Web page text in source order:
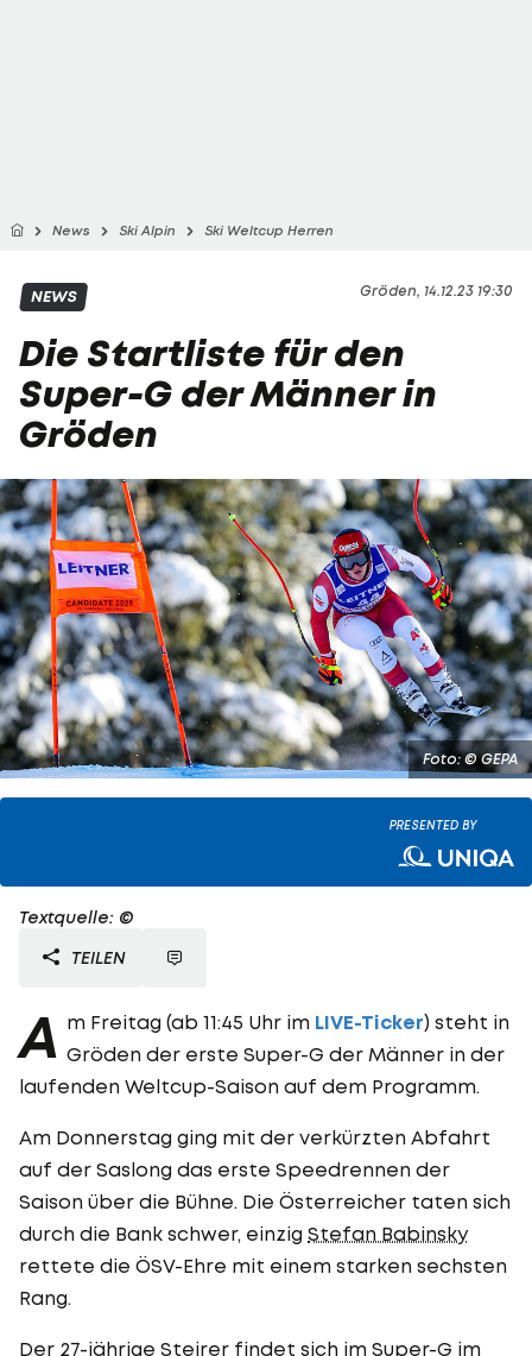
News Ski Alpin Ski Weltcup Herren
Gröden, 14.12.23 19:30
NEWS
Die Startliste für den
Super-G der Männer in
Gröden
Foto: © GEPA
PRESENTED BY
Textquelle: ©
TEILEN
A m Freitag (ab 11:45 Uhr im LIVE-Ticker) steht in
Gröden der erste Super-G der Männer in der
laufenden Weltcup-Saison auf dem Programm.
Am Donnerstag ging mit der verkürzten Abfahrt
auf der Saslong das erste Speedrennen der
Saison über die Bühne. Die Österreicher taten sich
durch die Bank schwer, einzig Stefan Babinsky
rettete die ÖSV-Ehre mit einem starken sechsten
Rang.
Der 27-jährige Steirer findet sich im Super-G im